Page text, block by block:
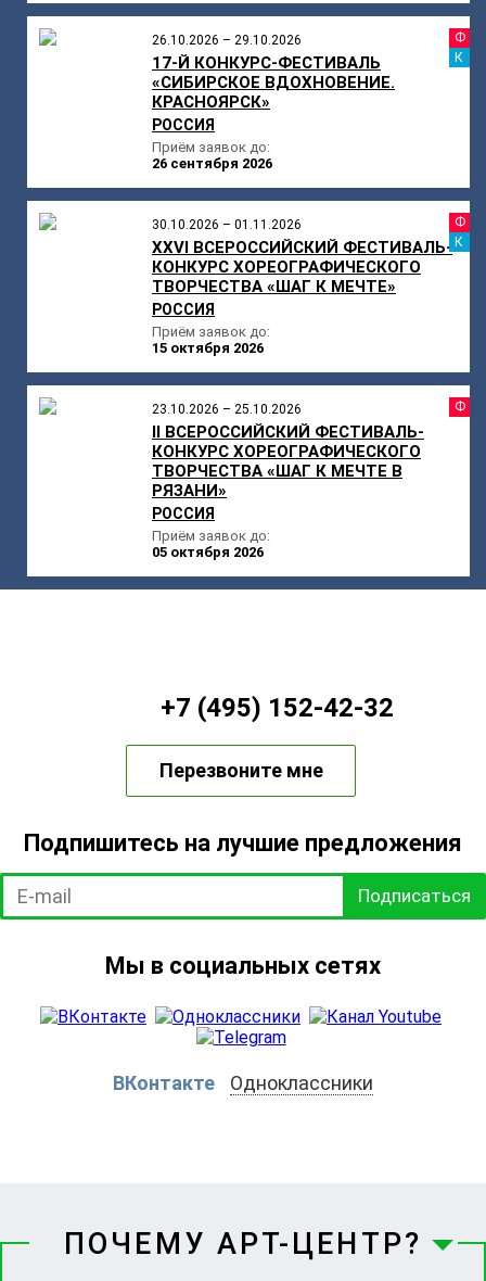
26.10.2026 – 29.10.2026
17-Й КОНКУРС-ФЕСТИВАЛЬ
«СИБИРСКОЕ ВДОХНОВЕНИЕ.
КРАСНОЯРСК»
РОССИЯ
Приём заявок до:
26 сентября 2026
30.10.2026 – 01.11.2026
XXVI ВСЕРОССИЙСКИЙ ФЕСТИВАЛЬ-
КОНКУРС ХОРЕОГРАФИЧЕСКОГО
ТВОРЧЕСТВА «ШАГ К МЕЧТЕ»
РОССИЯ
Приём заявок до:
15 октября 2026
23.10.2026 – 25.10.2026
II ВСЕРОССИЙСКИЙ ФЕСТИВАЛЬ-
КОНКУРС ХОРЕОГРАФИЧЕСКОГО
ТВОРЧЕСТВА «ШАГ К МЕЧТЕ В
РЯЗАНИ»
РОССИЯ
Приём заявок до:
05 октября 2026
+7 (495) 152-42-32
Перезвоните мне
Подпишитесь на лучшие предложения
Подписаться
Мы в социальных сетях
ВКонтакте Одноклассники
ПОЧЕМУ АРТ-ЦЕНТР?